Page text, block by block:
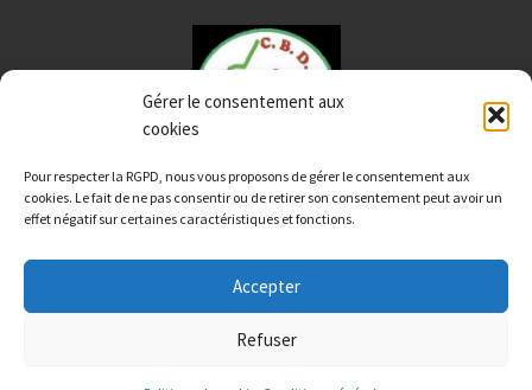
Gérer le consentement aux
cookies
Pour respecter la RGPD, nous vous proposons de gérer le consentement aux
cookies. Le fait de ne pas consentir ou de retirer son consentement peut avoir un
effet négatif sur certaines caractéristiques et fonctions.
Accepter
Refuser
© 2026CBD12 Aveyron– Tous droits réservés